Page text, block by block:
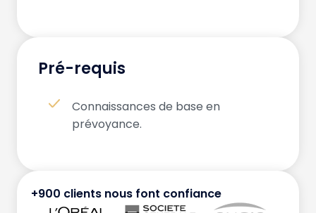
Pré-requis
Connaissances de base en
prévoyance.
+900 clients nous font confiance